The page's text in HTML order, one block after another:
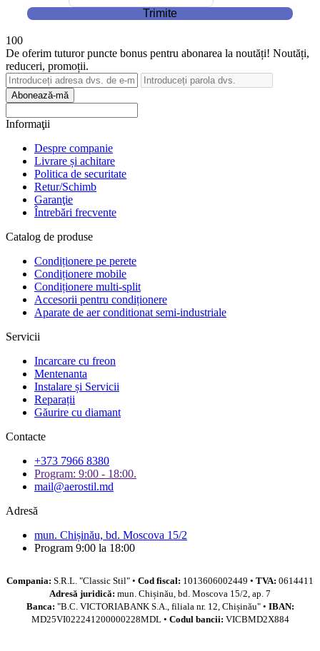
Trimite
100
De oferim tuturor puncte bonus pentru abonarea la noutăți! Noutăți,
reduceri, promoții.
Abonează-mă
Informaţii
Despre companie
Livrare și achitare
Politica de securitate
Retur/Schimb
Garanţie
Întrebări frecvente
Catalog de produse
Condiționere pe perete
Condiționere mobile
Condiționere multi-split
Accesorii pentru condiționere
Aparate de aer conditionat semi-industriale
Servicii
Incarcare cu freon
Mentenanta
Instalare și Servicii
Reparații
Găurire cu diamant
Contacte
+373 7966 8380
Program: 9:00 - 18:00.
mail@aerostil.md
Adresă
mun. Chișinău, bd. Moscova 15/2
Program 9:00 la 18:00
Compania: S.R.L. "Classic Stil" • Cod fiscal: 1013606002449 • TVA: 0614411
Adresă juridică: mun. Chișinău, bd. Moscova 15/2, ap. 7
Banca: "B.C. VICTORIABANK S.A., filiala nr. 12, Chișinău" • IBAN:
MD25VI022241200000228MDL • Codul bancii: VICBMD2X884